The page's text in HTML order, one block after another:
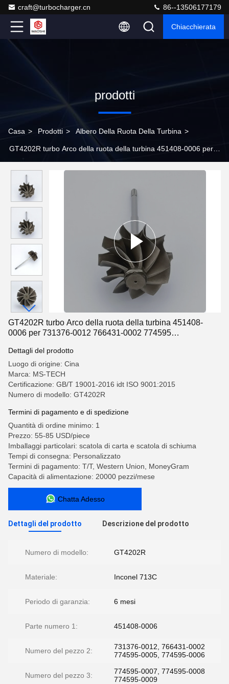
craft@turbocharger.cn 86--13506177179
Chiacchierata
prodotti
Casa > Prodotti > Albero Della Ruota Della Turbina >
GT4202R turbo Arco della ruota della turbina 451408-0006 per
GT4202R turbo Arco della ruota della turbina 451408-
0006 per 731376-0012 766431-0002 774595
Dettagli del prodotto
Luogo di origine: Cina
Marca: MS-TECH
Certificazione: GB/T 19001-2016 idt ISO 9001:2015
Numero di modello: GT4202R
Termini di pagamento e di spedizione
Quantità di ordine minimo: 1
Prezzo: 55-85 USD/piece
Imballaggi particolari: scatola di carta e scatola di schiuma
Tempi di consegna: Personalizzato
Termini di pagamento: T/T, Western Union, MoneyGram
Capacità di alimentazione: 20000 pezzi/mese
Chatta Adesso
Dettagli del prodotto Descrizione del prodotto
Numero di modello: GT4202R
Materiale: Inconel 713C
Periodo di garanzia: 6 mesi
Parte numero 1: 451408-0006
Numero del pezzo 2:
731376-0012, 766431-0002
774595-0005, 774595-0006
Numero del pezzo 3:
774595-0007, 774595-0008
774595-0009